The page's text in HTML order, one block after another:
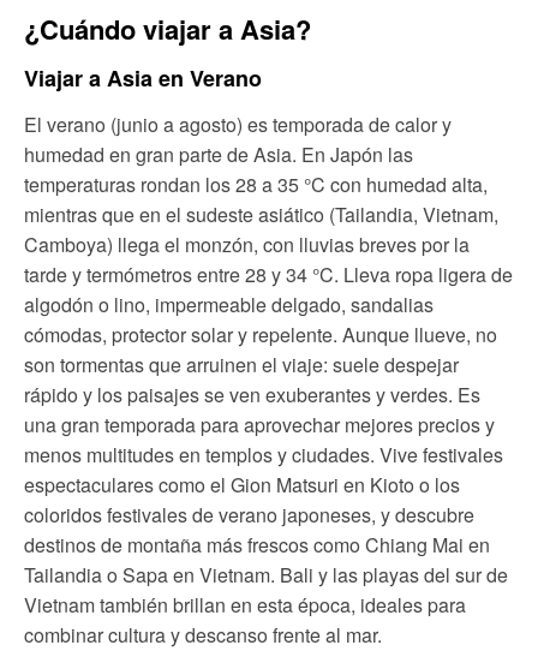
¿Cuándo viajar a Asia?
Viajar a Asia en Verano
El verano (junio a agosto) es temporada de calor y
humedad en gran parte de Asia. En Japón las
temperaturas rondan los 28 a 35 °C con humedad alta,
mientras que en el sudeste asiático (Tailandia, Vietnam,
Camboya) llega el monzón, con lluvias breves por la
tarde y termómetros entre 28 y 34 °C. Lleva ropa ligera de
algodón o lino, impermeable delgado, sandalias
cómodas, protector solar y repelente. Aunque llueve, no
son tormentas que arruinen el viaje: suele despejar
rápido y los paisajes se ven exuberantes y verdes. Es
una gran temporada para aprovechar mejores precios y
menos multitudes en templos y ciudades. Vive festivales
espectaculares como el Gion Matsuri en Kioto o los
coloridos festivales de verano japoneses, y descubre
destinos de montaña más frescos como Chiang Mai en
Tailandia o Sapa en Vietnam. Bali y las playas del sur de
Vietnam también brillan en esta época, ideales para
combinar cultura y descanso frente al mar.